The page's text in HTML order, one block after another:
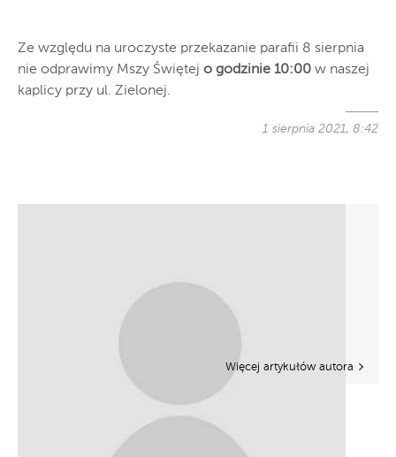
Ze względu na uroczyste przekazanie parafii 8 sierpnia
nie odprawimy Mszy Świętej o godzinie 10:00 w naszej
kaplicy przy ul. Zielonej.
1 sierpnia 2021, 8:42
Więcej artykułów autora